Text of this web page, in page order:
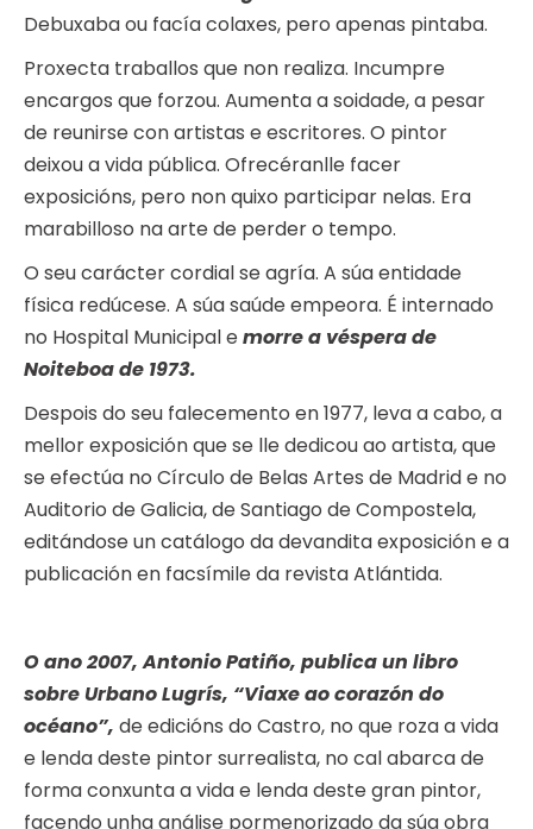
Debuxaba ou facía colaxes, pero apenas pintaba.
Proxecta traballos que non realiza. Incumpre
encargos que forzou. Aumenta a soidade, a pesar
de reunirse con artistas e escritores. O pintor
deixou a vida pública. Ofrecéranlle facer
exposicións, pero non quixo participar nelas. Era
marabilloso na arte de perder o tempo.
O seu carácter cordial se agría. A súa entidade
física redúcese. A súa saúde empeora. É internado
no Hospital Municipal emorre a véspera de
Noiteboa de 1973.
Despois do seu falecemento en 1977, leva a cabo, a
mellor exposición que se lle dedicou ao artista, que
se efectúa no Círculo de Belas Artes de Madrid e no
Auditorio de Galicia, de Santiago de Compostela,
editándose un catálogo da devandita exposición e a
publicación en facsímile da revista Atlántida.
O ano 2007, Antonio Patiño, publica un libro
sobre Urbano Lugrís, “Viaxe ao corazón do
océano”, de edicións do Castro, no que roza a vida
e lenda deste pintor surrealista, no cal abarca de
forma conxunta a vida e lenda deste gran pintor,
facendo unha análise pormenorizado da súa obra